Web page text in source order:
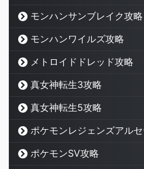
モンハンサンブレイク攻略
モンハンワイルズ攻略
メトロイドドレッド攻略
真女神転生3攻略
真女神転生5攻略
ポケモンレジェンズアル
ポケモンSV攻略